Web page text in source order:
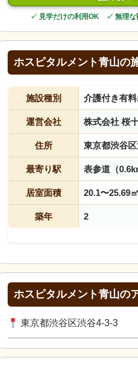
✓ 見学だけの利用OK ✓ 無理
ホスピタルメント青山の
施設種別 介護付き有
運営会社 株式会社 桜
住所 東京都渋谷
最寄り駅 表参道（
居室面積 20.1〜25.69㎡
築年 2
ホスピタルメント青山の
東京都渋谷区渋谷4-3-3